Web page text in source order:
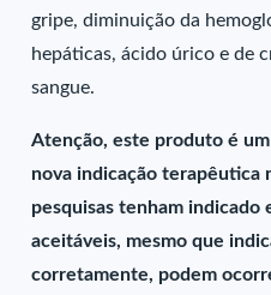
gripe, diminuição da
hepáticas, ácido úrico e de
sangue.
Atenção, este produto é
nova indicação terapêutica
pesquisas tenham indicado
aceitáveis, mesmo que
corretamente, podem